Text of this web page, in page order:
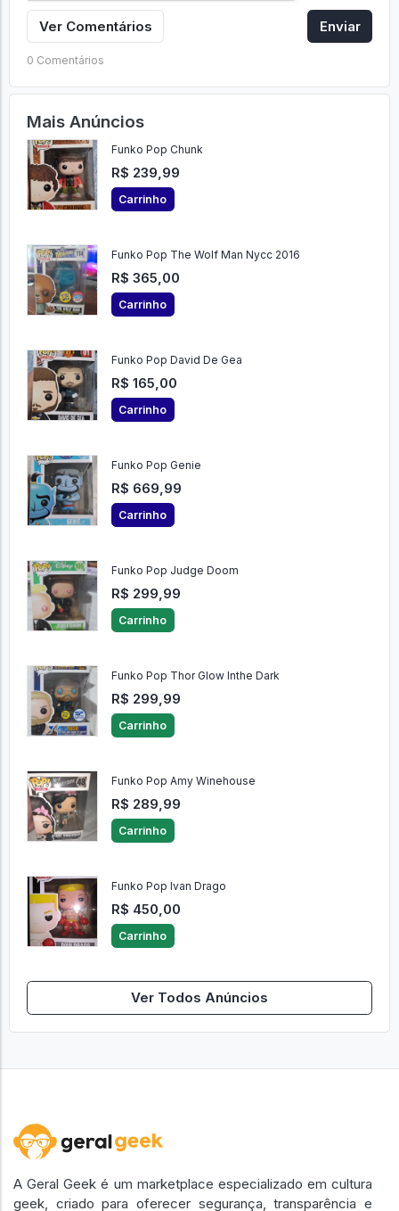
Ver Comentários Enviar
0 Comentários
Mais Anúncios
Funko Pop Chunk
R$ 239,99
Carrinho
Funko Pop The Wolf Man Nycc 2016
R$ 365,00
Carrinho
Funko Pop David De Gea
R$ 165,00
Carrinho
Funko Pop Genie
R$ 669,99
Carrinho
Funko Pop Judge Doom
R$ 299,99
Carrinho
Funko Pop Thor Glow Inthe Dark
R$ 299,99
Carrinho
Funko Pop Amy Winehouse
R$ 289,99
Carrinho
Funko Pop Ivan Drago
R$ 450,00
Carrinho
Ver Todos Anúncios
A Geral Geek é um marketplace especializado em cultura
geek, criado para oferecer segurança, transparência e